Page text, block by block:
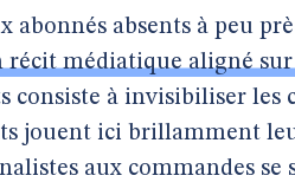
abonnés absents à peu
récit médiatique aligné
consiste à invisibiliser les
jouent ici brillamment
aux commandes se